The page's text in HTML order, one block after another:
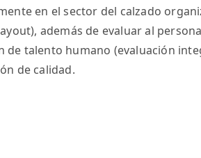
en el sector del calzado
además de evaluar al
de talento humano (evaluación
de calidad.